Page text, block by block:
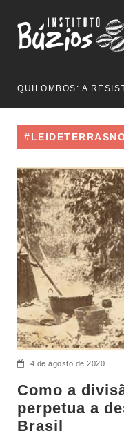
QUILOMBOS: A
4 de agosto de 2020
Como a
perpetua a
Brasil